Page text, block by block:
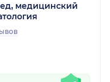
медицинский